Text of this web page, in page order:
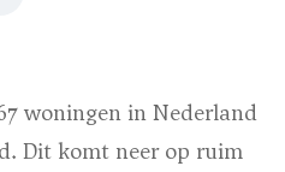
woningen in Nederland
Dit komt neer op ruim